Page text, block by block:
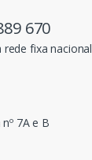
670
rede fixa nacional
7A e B